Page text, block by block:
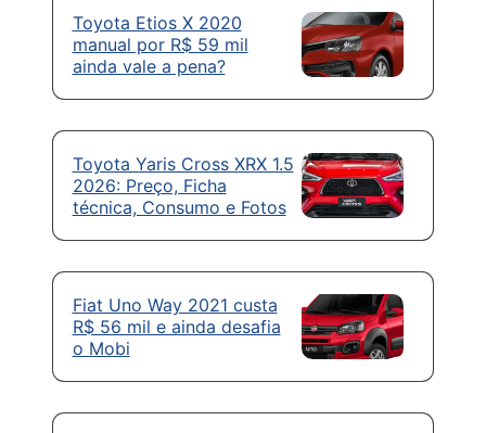
Toyota Etios X 2020
manual por R$ 59 mil
ainda vale a pena?
Toyota Yaris Cross XRX 1.5
2026: Preço, Ficha
técnica, Consumo e Fotos
Fiat Uno Way 2021 custa
R$ 56 mil e ainda desafia
o Mobi